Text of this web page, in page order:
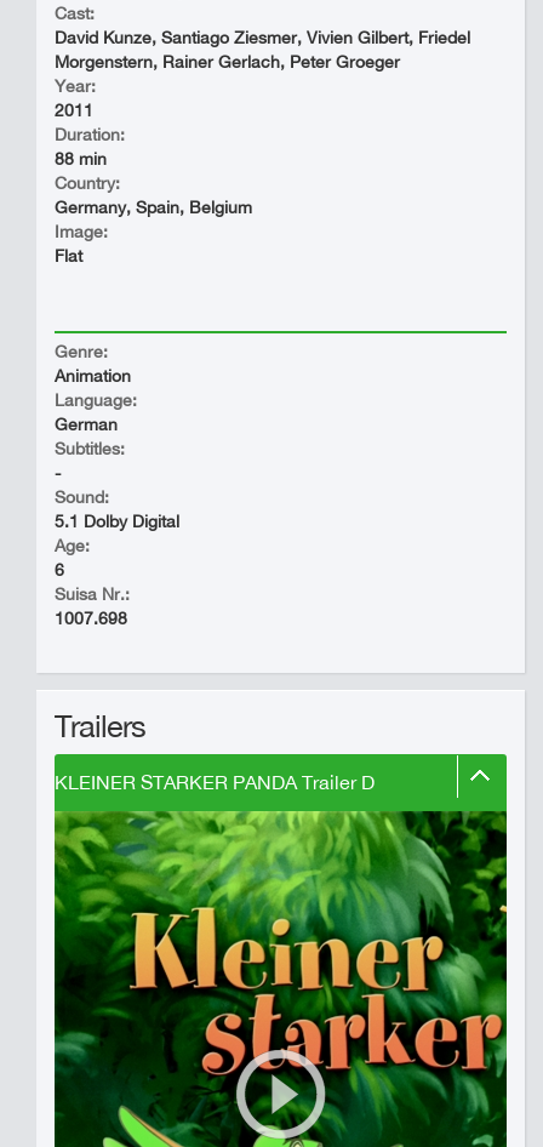
Cast:
David Kunze, Santiago Ziesmer, Vivien Gilbert, Friedel
Morgenstern, Rainer Gerlach, Peter Groeger
Year:
2011
Duration:
88 min
Country:
Germany, Spain, Belgium
Image:
Flat
Genre:
Animation
Language:
German
Subtitles:
-
Sound:
5.1 Dolby Digital
Age:
6
Suisa Nr.:
1007.698
Trailers
KLEINER STARKER PANDA Trailer D